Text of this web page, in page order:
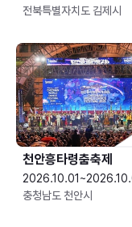
전북특별자치도 김제시
천안흥타령춤축제
충청남도 천안시